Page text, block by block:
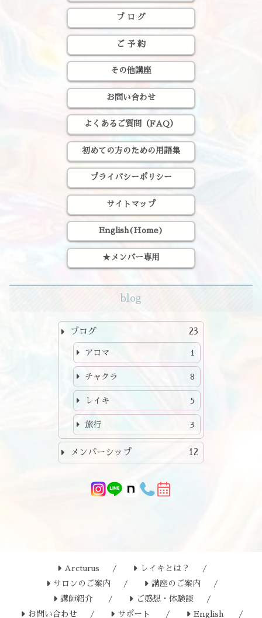
ブ ロ グ
ご 予 約
その他講座
お問い合わせ
よくあるご質問（FAQ）
初めての方のための用語集
プライバシーポリシー
サイトマップ
English(Home)
★メンバー専用
blog
ブログ 23
アロマ 1
チャクラ 8
レイキ 5
旅行 3
メンバーシップ 12
Arcturus
レイキとは？
サロンのご案内
講座のご案内
講師紹介
ご感想・体験談
お問い合わせ
サポート English